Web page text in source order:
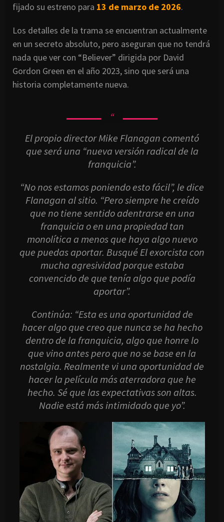
fijado su estreno para 13 de marzo de 2026.
Los detalles de la trama se encuentran actualmente
en un secreto absoluto, pero aseguran que no tendrá
nada que ver con “Believer” dirigida por David
Gordon Green en el año 2023, sino que será una
historia completamente nueva.
El propio director Mike Flanagan comentó
que será una “nueva versión radical de la
franquicia”.
“No nos estamos poniendo esto fácil”, le dice
Flanagan al sitio. “Pero siempre he creído
que no tiene sentido adentrarse en una
franquicia o en una propiedad tan
monolítica a menos que haya algo nuevo
que puedas aportar. Busqué El exorcista con
mucha agresividad porque estaba
convencido de que tenía algo que podía
aportar”.
Continúa: “Esta es una oportunidad de
hacer algo que creo que nunca se ha hecho
dentro de la franquicia, algo que honre lo
que vino antes pero que no se base en la
nostalgia. Realmente vi una oportunidad de
hacer la película más aterradora que he
hecho. Sé que las expectativas son altas.
Nadie está más intimidado que yo”.